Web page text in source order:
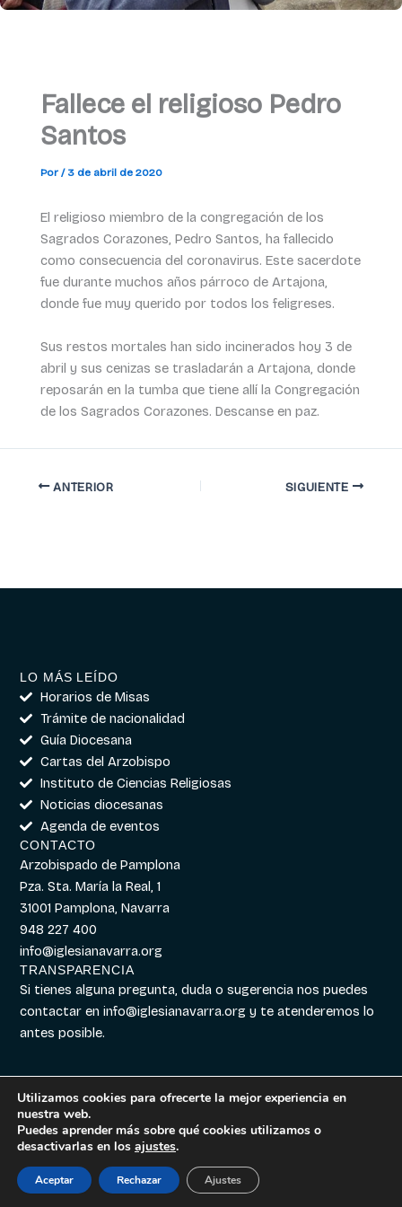
Fallece el religioso Pedro
Santos
Por / 3 de abril de 2020
El religioso miembro de la congregación de los
Sagrados Corazones, Pedro Santos, ha fallecido
como consecuencia del coronavirus. Este sacerdote
fue durante muchos años párroco de Artajona,
donde fue muy querido por todos los feligreses.
Sus restos mortales han sido incinerados hoy 3 de
abril y sus cenizas se trasladarán a Artajona, donde
reposarán en la tumba que tiene allí la Congregación
de los Sagrados Corazones. Descanse en paz.
ANTERIOR SIGUIENTE
LO MÁS LEÍDO
Horarios de Misas
Trámite de nacionalidad
Guía Diocesana
Cartas del Arzobispo
Instituto de Ciencias Religiosas
Noticias diocesanas
Agenda de eventos
CONTACTO
Arzobispado de Pamplona
Pza. Sta. María la Real, 1
31001 Pamplona, Navarra
948 227 400
info@iglesianavarra.org
TRANSPARENCIA
Si tienes alguna pregunta, duda o sugerencia nos puedes
contactar eninfo@iglesianavarra.org y te atenderemos lo
antes posible.
Aviso legal|
Cookies|Política de
Utilizamos cookies para ofrecerte la mejor experiencia en
nuestra web.
Puedes aprender más sobre qué cookies utilizamos o
desactivarlas en los ajustes.
Aceptar Rechazar Ajustes